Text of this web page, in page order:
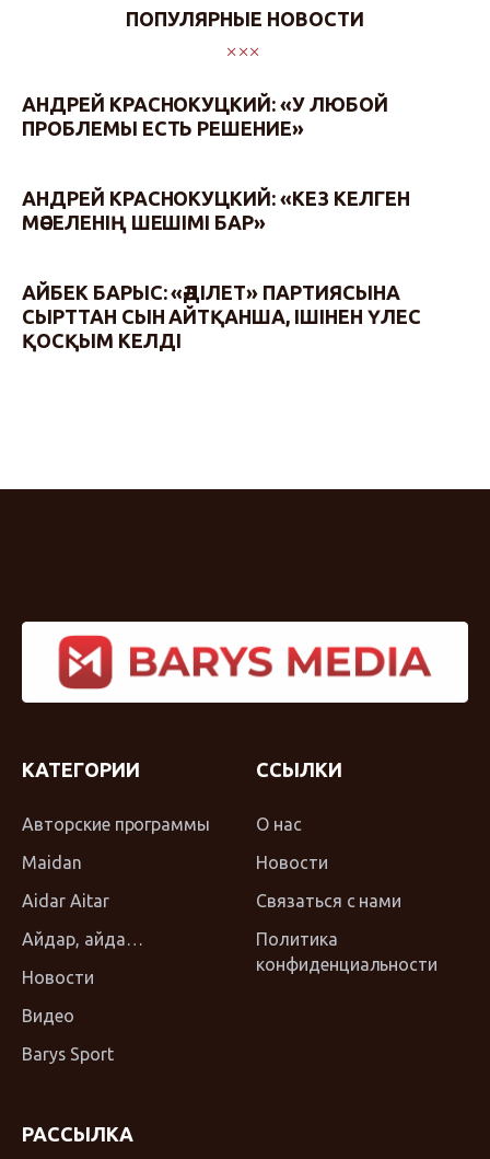
ПОПУЛЯРНЫЕ НОВОСТИ
АНДРЕЙ КРАСНОКУЦКИЙ: «У ЛЮБОЙ
ПРОБЛЕМЫ ЕСТЬ РЕШЕНИЕ»
АНДРЕЙ КРАСНОКУЦКИЙ: «КЕЗ КЕЛГЕН
МӘСЕЛЕНІҢ ШЕШІМІ БАР»
АЙБЕК БАРЫС: «ӘДІЛЕТ» ПАРТИЯСЫНА
СЫРТТАН СЫН АЙТҚАНША, ІШІНЕН ҮЛЕС
ҚОСҚЫМ КЕЛДІ
КАТЕГОРИИ
Авторские программы
Maidan
Aidar Aitar
Айдар, айда…
Новости
Видео
Barys Sport
ССЫЛКИ
О нас
Новости
Связаться с нами
Политика
конфиденциальности
РАССЫЛКА